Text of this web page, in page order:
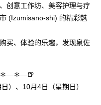
创意工作坊、美容护理与疗
(Izumisano-shi) 的精彩魅
买、体验的乐趣，发现泉佐
―＊―🍺
）、10月4日（星期日）